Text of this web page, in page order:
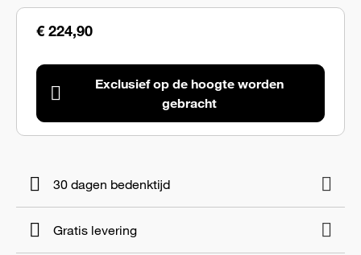
€ 224,90
Exclusief op de hoogte worden
gebracht
30 dagen bedenktijd
Gratis levering